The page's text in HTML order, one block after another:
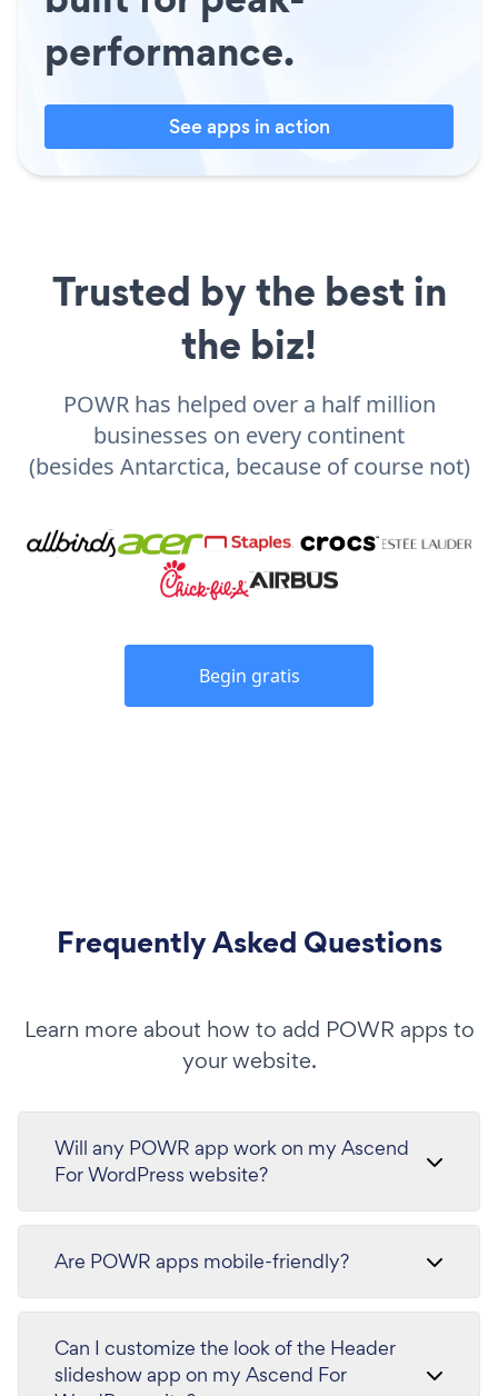
performance.
See apps in action
Trusted by the best in
the biz!
POWR has helped over a half million
businesses on every continent
(besides Antarctica, because of course not)
Begin gratis
Frequently Asked Questions
Learn more about how to add POWR apps to
your website.
Will any POWR app work on my Ascend
For WordPress website?
Are POWR apps mobile-friendly?
Can I customize the look of the Header
slideshow app on my Ascend For